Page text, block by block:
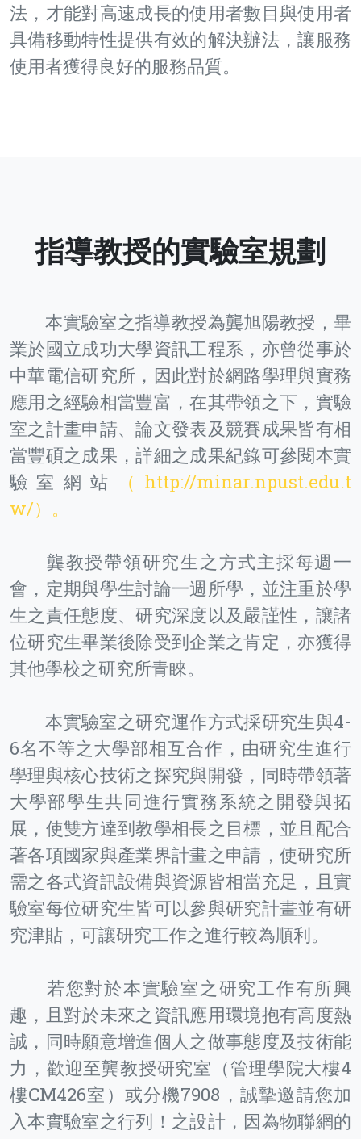
法，才能對高速成長的使用者數目與使用者
具備移動特性提供有效的解決辦法，讓服務
使用者獲得良好的服務品質。
指導教授的實驗室規劃
本實驗室之指導教授為龔旭陽教授，畢
業於國立成功大學資訊工程系，亦曾從事於
中華電信研究所，因此對於網路學理與實務
應用之經驗相當豐富，在其帶領之下，實驗
室之計畫申請、論文發表及競賽成果皆有相
當豐碩之成果，詳細之成果紀錄可參閱本實
驗室網站
（http://minar.npust.edu.t
w/）。
龔教授帶領研究生之方式主採每週一
會，定期與學生討論一週所學，並注重於學
生之責任態度、研究深度以及嚴謹性，讓諸
位研究生畢業後除受到企業之肯定，亦獲得
其他學校之研究所青睞。
本實驗室之研究運作方式採研究生與4-
6名不等之大學部相互合作，由研究生進行
學理與核心技術之探究與開發，同時帶領著
大學部學生共同進行實務系統之開發與拓
展，使雙方達到教學相長之目標，並且配合
著各項國家與產業界計畫之申請，使研究所
需之各式資訊設備與資源皆相當充足，且實
驗室每位研究生皆可以參與研究計畫並有研
究津貼，可讓研究工作之進行較為順利。
若您對於本實驗室之研究工作有所興
趣，且對於未來之資訊應用環境抱有高度熱
誠，同時願意增進個人之做事態度及技術能
力，歡迎至龔教授研究室（管理學院大樓4
樓CM426室）或分機7908，誠摯邀請您加
入本實驗室之行列！之設計，因為物聯網的